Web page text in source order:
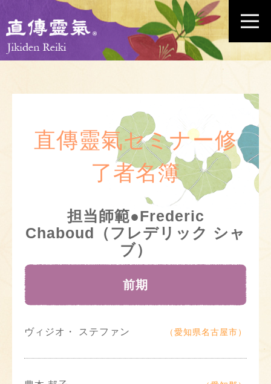
直傳靈氣セミナー修
了者名簿
担当師範●Frederic
Chaboud（フレデリック シャ
ブ）
前期
ヴィジオ・ ステファン （愛知県名古屋市）